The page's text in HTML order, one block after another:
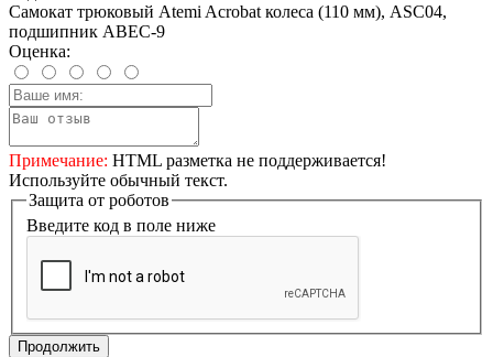
Самокат трюковый Atemi Acrobat колеса (110 мм), ASC04,
подшипник ABEC-9
Оценка:
Примечание: HTML разметка не поддерживается!
Используйте обычный текст.
Защита от роботов
Введите код в поле ниже
Продолжить